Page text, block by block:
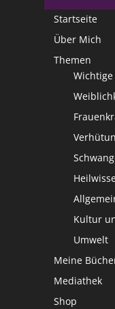
Startseite
Über Mich
Themen
Kultur
Umwelt
Meine
Mediathek
Shop